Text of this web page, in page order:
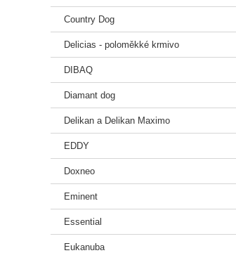
Country Dog
Delicias - poloměkké krmivo
DIBAQ
Diamant dog
Delikan a Delikan Maximo
EDDY
Doxneo
Eminent
Essential
Eukanuba